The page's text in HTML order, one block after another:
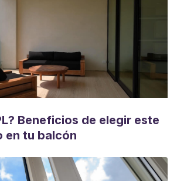
Beneficios de elegir este
en tu balcón